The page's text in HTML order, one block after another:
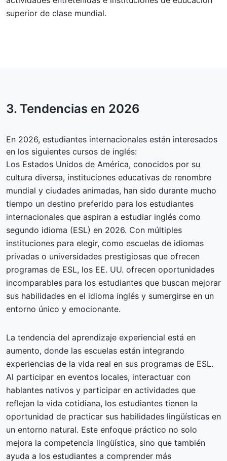
superior de clase mundial.
3. Tendencias en 2026
En 2026, estudiantes internacionales están interesados
en los siguientes cursos de inglés:
Los Estados Unidos de América, conocidos por su
cultura diversa, instituciones educativas de renombre
mundial y ciudades animadas, han sido durante mucho
tiempo un destino preferido para los estudiantes
internacionales que aspiran a estudiar inglés como
segundo idioma (ESL) en 2026. Con múltiples
instituciones para elegir, como escuelas de idiomas
privadas o universidades prestigiosas que ofrecen
programas de ESL, los EE. UU. ofrecen oportunidades
incomparables para los estudiantes que buscan mejorar
sus habilidades en el idioma inglés y sumergirse en un
entorno único y emocionante.
La tendencia del aprendizaje experiencial está en
aumento, donde las escuelas están integrando
experiencias de la vida real en sus programas de ESL.
Al participar en eventos locales, interactuar con
hablantes nativos y participar en actividades que
reflejan la vida cotidiana, los estudiantes tienen la
oportunidad de practicar sus habilidades lingüísticas en
un entorno natural. Este enfoque práctico no solo
mejora la competencia lingüística, sino que también
ayuda a los estudiantes a comprender más